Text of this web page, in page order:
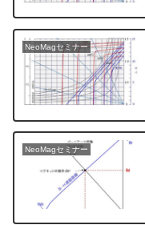
NeoMagセミナー
NeoMagセミナー